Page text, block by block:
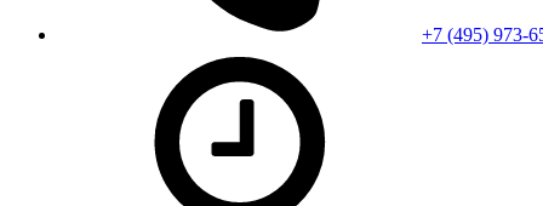
+7 (495) 973-